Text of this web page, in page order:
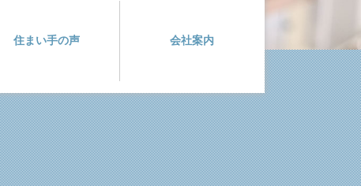
住まい手の声 会社案内